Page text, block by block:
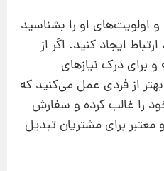
و اولویت‌های او را بشناسید
ایجاد کنید. اگر از
و برای درک نیازهای
از فردی عمل می‌کنید که
را غالب کرده و سفارش
برای مشتریان تبدیل